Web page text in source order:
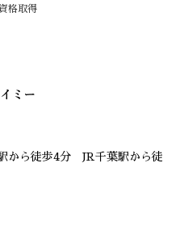
格取得
から徒歩4分 JR千葉駅から徒